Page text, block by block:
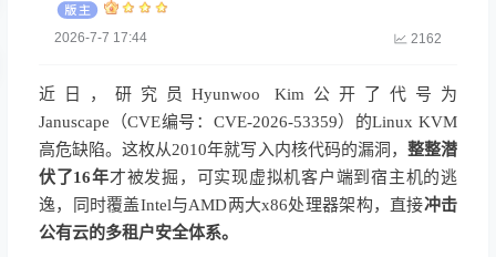
2026-7-7 17:44 2162
近日，研究员Hyunwoo Kim公开了代号为
Januscape（CVE编号：CVE-2026-53359）的Linux KVM
高危缺陷。这枚从2010年就写入内核代码的漏洞， 整整潜
伏了16年才被发掘，可实现虚拟机客户端到宿主机的逃
逸，同时覆盖Intel与AMD两大x86处理器架构，直接冲击
公有云的多租户安全体系。